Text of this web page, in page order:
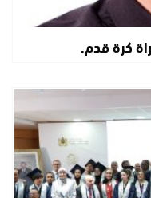
كرة قدم.